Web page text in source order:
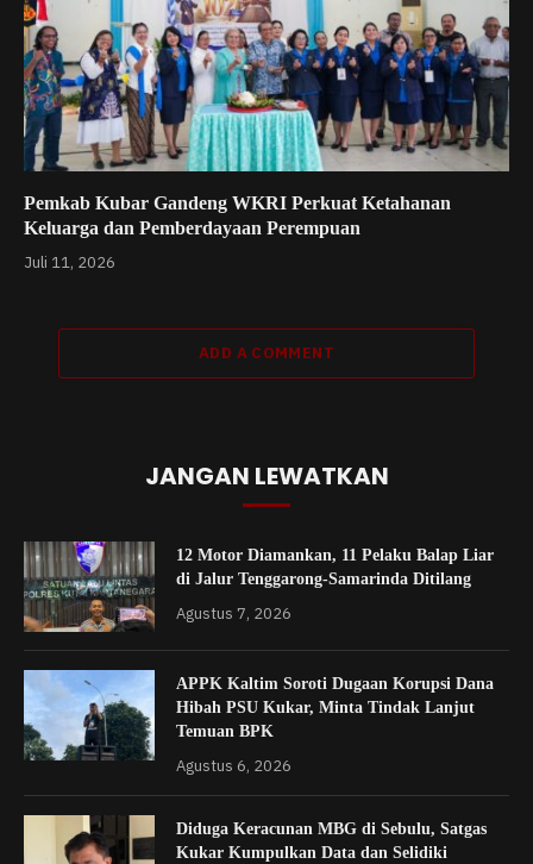
Pemkab Kubar Gandeng WKRI Perkuat Ketahanan
Keluarga dan Pemberdayaan Perempuan
Juli 11, 2026
ADD A COMMENT
JANGAN LEWATKAN
12 Motor Diamankan, 11 Pelaku Balap Liar
di Jalur Tenggarong-Samarinda Ditilang
Agustus 7, 2026
APPK Kaltim Soroti Dugaan Korupsi Dana
Hibah PSU Kukar, Minta Tindak Lanjut
Temuan BPK
Agustus 6, 2026
Diduga Keracunan MBG di Sebulu, Satgas
Kukar Kumpulkan Data dan Selidiki